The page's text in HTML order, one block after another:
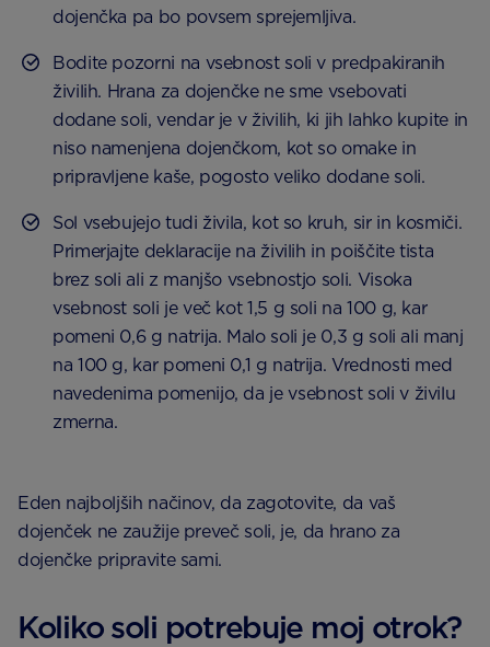
dojenčka pa bo povsem sprejemljiva.
Bodite pozorni na vsebnost soli v predpakiranih
živilih. Hrana za dojenčke ne sme vsebovati
dodane soli, vendar je v živilih, ki jih lahko kupite in
niso namenjena dojenčkom, kot so omake in
pripravljene kaše, pogosto veliko dodane soli.
Sol vsebujejo tudi živila, kot so kruh, sir in kosmiči.
Primerjajte deklaracije na živilih in poiščite tista
brez soli ali z manjšo vsebnostjo soli. Visoka
vsebnost soli je več kot 1,5 g soli na 100 g, kar
pomeni 0,6 g natrija. Malo soli je 0,3 g soli ali manj
na 100 g, kar pomeni 0,1 g natrija. Vrednosti med
navedenima pomenijo, da je vsebnost soli v živilu
zmerna.
Eden najboljših načinov, da zagotovite, da vaš
dojenček ne zaužije preveč soli, je, da hrano za
dojenčke pripravite sami.
Koliko soli potrebuje moj otrok?